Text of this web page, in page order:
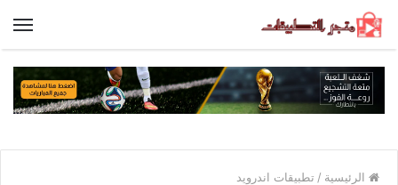
الرئيسية / تطبيقات اندرويد